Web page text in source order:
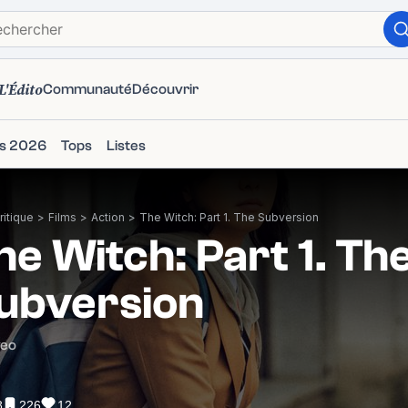
CommunautéDécouvrir
2026 Tops Listes
> Films > Action > The Witch: Part 1. The Subversion
Witch: Part 1.